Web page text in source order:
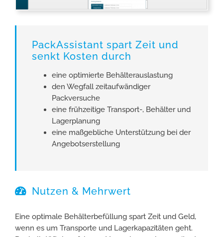
PackAssistant spart Zeit und
senkt Kosten durch
eine optimierte Behälterauslastung
den Wegfall zeitaufwändiger
Packversuche
eine frühzeitige Transport-, Behälter und
Lagerplanung
eine maßgebliche Unterstützung bei der
Angebotserstellung
Nutzen & Mehrwert
Eine optimale Behälterbefüllung spart Zeit und Geld,
wenn es um Transporte und Lagerkapazitäten geht.